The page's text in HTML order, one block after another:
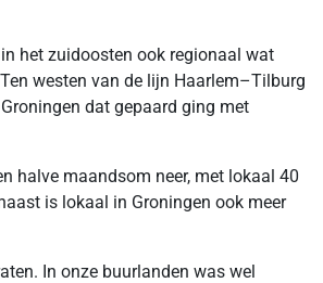
het zuidoosten ook regionaal wat
westen van de lijn Haarlem–Tilburg
dat gepaard ging met
halve maandsom neer, met lokaal 40
is lokaal in Groningen ook meer
In onze buurlanden was wel